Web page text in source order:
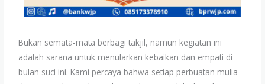
Bukan semata-mata berbagi takjil, namun kegiatan ini
adalah sarana untuk menularkan kebaikan dan empati di
bulan suci ini. Kami percaya bahwa setiap perbuatan mulia